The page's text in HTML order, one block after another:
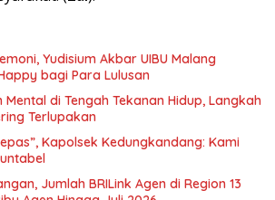
Yudisium Akbar UIBU Malang
bagi Para Lulusan
di Tengah Tekanan Hidup, Langkah
Terlupakan
Kapolsek Kedungkandang: Kami
Jumlah BRILink Agen di Region 13